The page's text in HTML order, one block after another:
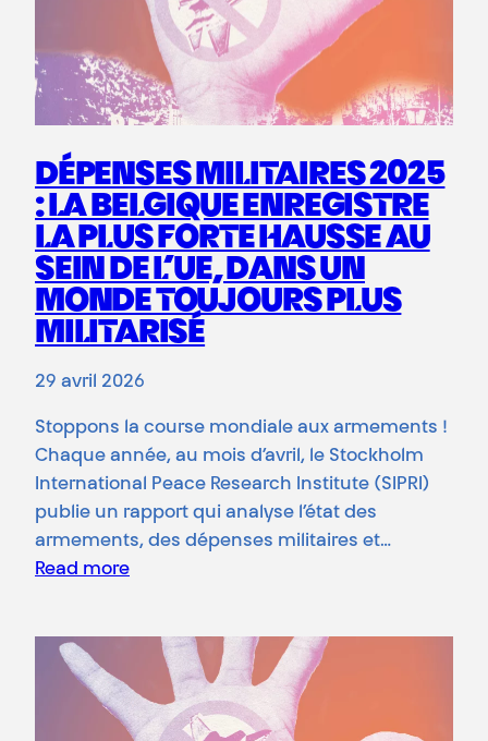
DÉPENSES MILITAIRES 2025
: LA BELGIQUE ENREGISTRE
LA PLUS FORTE HAUSSE AU
SEIN DE L’UE, DANS UN
MONDE TOUJOURS PLUS
MILITARISÉ
29 avril 2026
Stoppons la course mondiale aux armements !
Chaque année, au mois d’avril, le Stockholm
International Peace Research Institute (SIPRI)
publie un rapport qui analyse l’état des
armements, des dépenses militaires et…
Read more